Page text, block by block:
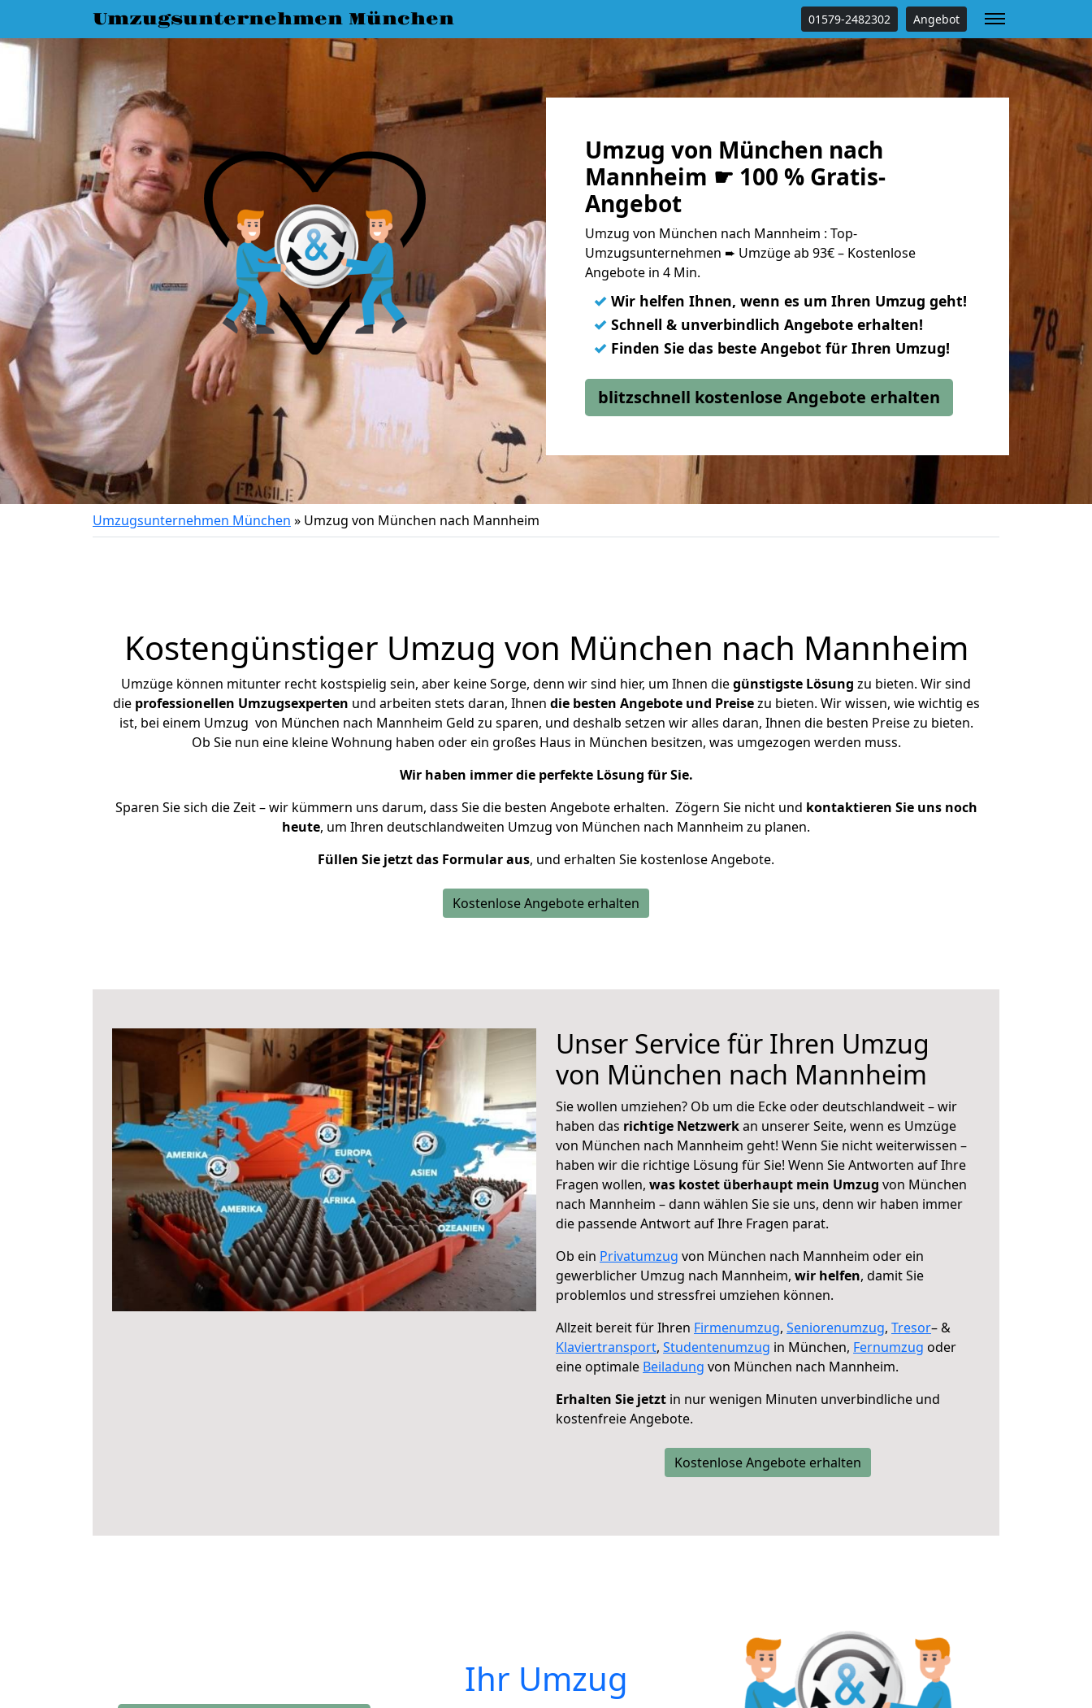
Umzugsunternehmen München 01579-2482302 Angebot
Umzug von München nach
Mannheim ☛ 100 % Gratis-
Angebot
Umzug von München nach Mannheim : Top-
Umzugsunternehmen ➨ Umzüge ab 93€ – Kostenlose
Angebote in 4 Min.
✓ Wir helfen Ihnen, wenn es um Ihren Umzug geht!
✓ Schnell & unverbindlich Angebote erhalten!
✓ Finden Sie das beste Angebot für Ihren Umzug!
blitzschnell kostenlose Angebote erhalten
Umzugsunternehmen München » Umzug von München nach Mannheim
Kostengünstiger Umzug von München nach Mannheim
Umzüge können mitunter recht kostspielig sein, aber keine Sorge, denn wir sind hier, um Ihnen diegünstigste Lösung zu bieten. Wir sind
die professionellen Umzugsexperten und arbeiten stets daran, Ihnen die besten Angebote und Preisezu bieten. Wir wissen, wie wichtig es
ist, bei einem Umzug von München nach Mannheim Geld zu sparen, und deshalb setzen wir alles daran, Ihnen die besten Preise zu bieten.
Ob Sie nun eine kleine Wohnung haben oder ein großes Haus in München besitzen, was umgezogen werden muss.
Wir haben immer die perfekte Lösung für Sie.
Sparen Sie sich die Zeit – wir kümmern uns darum, dass Sie die besten Angebote erhalten. Zögern Sie nicht und kontaktieren Sie uns noch
heute, um Ihren deutschlandweiten Umzug von München nach Mannheim zu planen.
Füllen Sie jetzt das Formular aus, und erhalten Sie kostenlose Angebote.
Kostenlose Angebote erhalten
Unser Service für Ihren Umzug
von München nach Mannheim
Sie wollen umziehen? Ob um die Ecke oder deutschlandweit – wir
haben das richtige Netzwerkan unserer Seite, wenn es Umzüge
von München nach Mannheim geht! Wenn Sie nicht weiterwissen –
haben wir die richtige Lösung für Sie! Wenn Sie Antworten auf Ihre
Fragen wollen, was kostet überhaupt mein Umzug von München
nach Mannheim – dann wählen Sie sie uns, denn wir haben immer
die passende Antwort auf Ihre Fragen parat.
Ob ein Privatumzug von München nach Mannheim oder ein
gewerblicher Umzug nach Mannheim, wir helfen, damit Sie
problemlos und stressfrei umziehen können.
Allzeit bereit für Ihren Firmenumzug, Seniorenumzug, Tresor– &
Klaviertransport, Studentenumzug in München, Fernumzug oder
eine optimale Beiladung von München nach Mannheim.
Erhalten Sie jetzt in nur wenigen Minuten unverbindliche und
kostenfreie Angebote.
Kostenlose Angebote erhalten
Ihr Umzug